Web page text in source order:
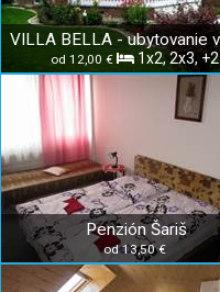
od 12,00 € 1x2, 2x3, +2
Penzión Šariš
od 13,50 €